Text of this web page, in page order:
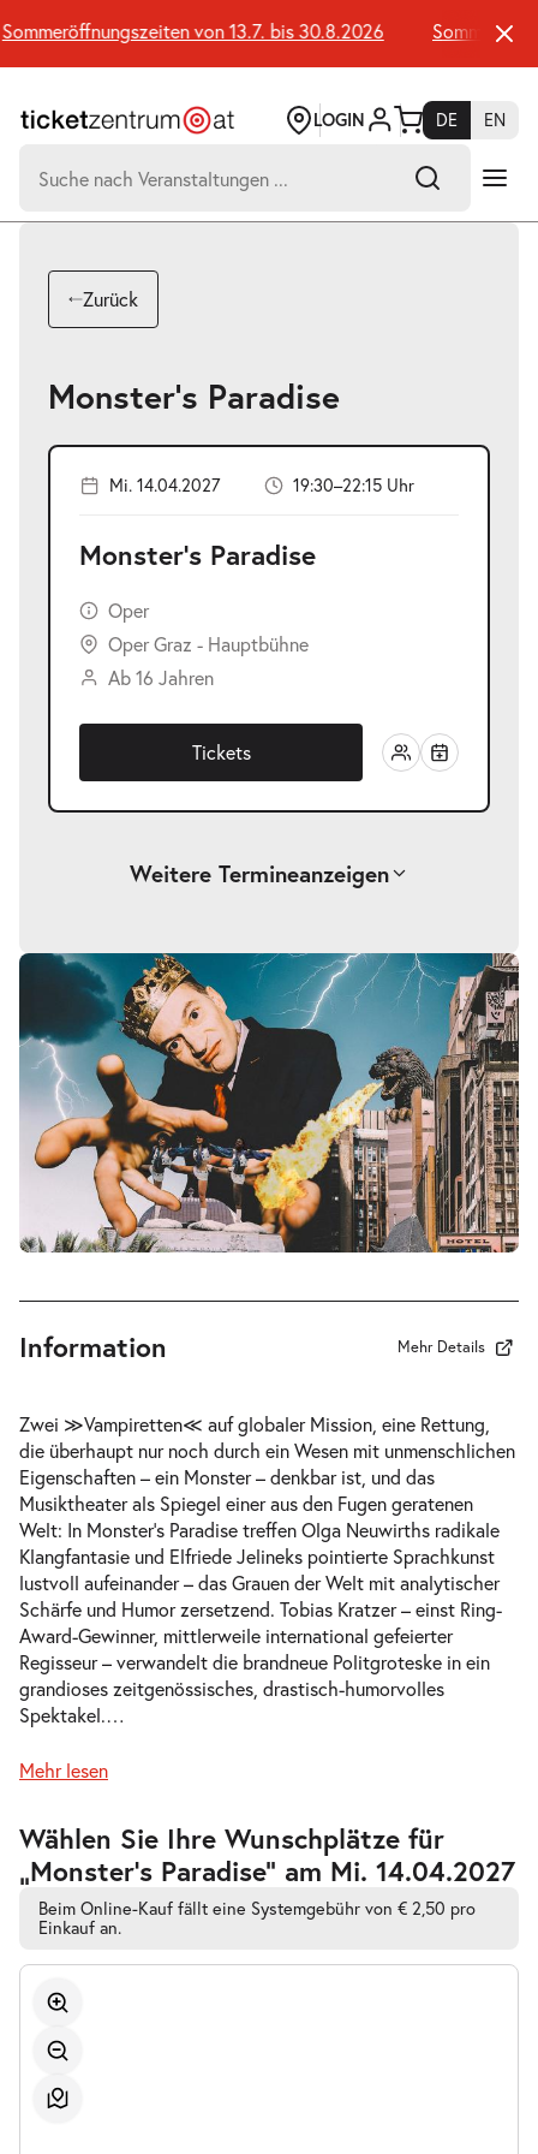
Seiteninhalt
springen
von 13.7. bis 30.8.2026
LOGIN DE
EN
nach:
Suchtreffer:
Zurück
Monster’s Paradise
Mi. 14.04.2027 19:30–22:15 Uhr
Monster’s Paradise
Oper
Oper Graz - Hauptbühne
Ab 16 Jahren
Tickets
Weitere Termineanzeigen
Monster’s Paradise-
Sa.
03.04.2027
Sa. 03.04.2027
19:30–22:15 Uhr
Tickets
Monster’s Paradise-
Do.
08.04.2027
Do. 08.04.2027
Tickets
Monster’s Paradise-
Sa.
10.04.2027
Sa. 10.04.2027
19:30–22:15 Uhr
Tickets
Monster’s Paradise-
Sa.
17.04.2027
Sa. 17.04.2027
19:30–22:15 Uhr
Monster’s Paradise-
So.
25.04.2027
So. 25.04.2027
Information Mehr Details
Zwei ≫Vampiretten≪ auf globaler Mission, eine Rettung,
die überhaupt nur noch durch ein Wesen mit unmenschlichen
Eigenschaften – ein Monster – denkbar ist, und das
Musiktheater als Spiegel einer aus den Fugen geratenen
Welt: In Monster’s Paradise treffen Olga Neuwirths radikale
Klangfantasie und Elfriede Jelineks pointierte Sprachkunst
lustvoll aufeinander – das Grauen der Welt mit analytischer
Schärfe und Humor zersetzend. Tobias Kratzer – einst Ring-
Award-Gewinner, mittlerweile international gefeierter
Regisseur – verwandelt die brandneue Politgroteske in ein
grandioses zeitgenössisches, drastisch-humorvolles
Spektakel.…
Mehr lesen
Wählen Sie Ihre Wunschplätze für
„Monster’s Paradise” am Mi. 14.04.2027
Beim Online-Kauf fällt eine Systemgebühr von € 2,50 pro
Einkauf an.
Zur
barrierefreien
automatischen
Bestplatzwahl